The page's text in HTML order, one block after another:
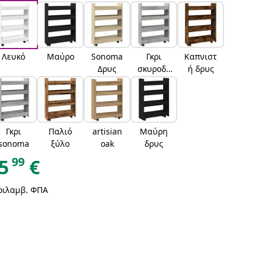
Λευκό Μαύρο
Sonoma
Δρυς
Γκρι
σκυροδέ
ματος
Καπνιστ
ή δρυς
Γκρι
Παλιό
ξύλο
artisian
oak
Μαύρη
δρυς
99 €
ΦΠΑ